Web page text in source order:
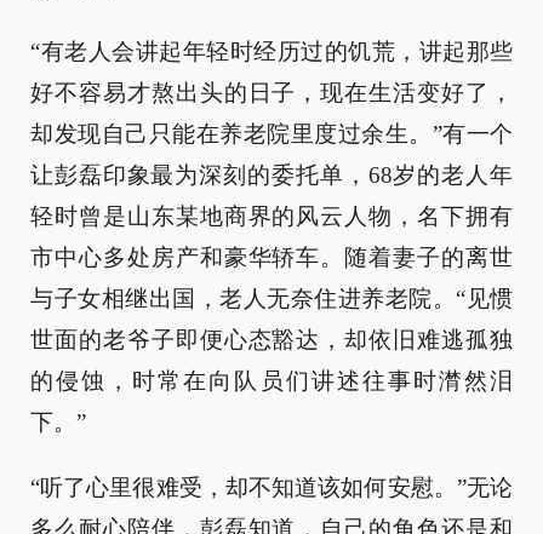
“有老人会讲起年轻时经历过的饥荒，讲起那些
好不容易才熬出头的日子，现在生活变好了，
却发现自己只能在养老院里度过余生。”有一个
让彭磊印象最为深刻的委托单，68岁的老人年
轻时曾是山东某地商界的风云人物，名下拥有
市中心多处房产和豪华轿车。随着妻子的离世
与子女相继出国，老人无奈住进养老院。“见惯
世面的老爷子即便心态豁达，却依旧难逃孤独
的侵蚀，时常在向队员们讲述往事时潸然泪
下。”
“听了心里很难受，却不知道该如何安慰。”无论
多么耐心陪伴，彭磊知道，自己的角色还是和